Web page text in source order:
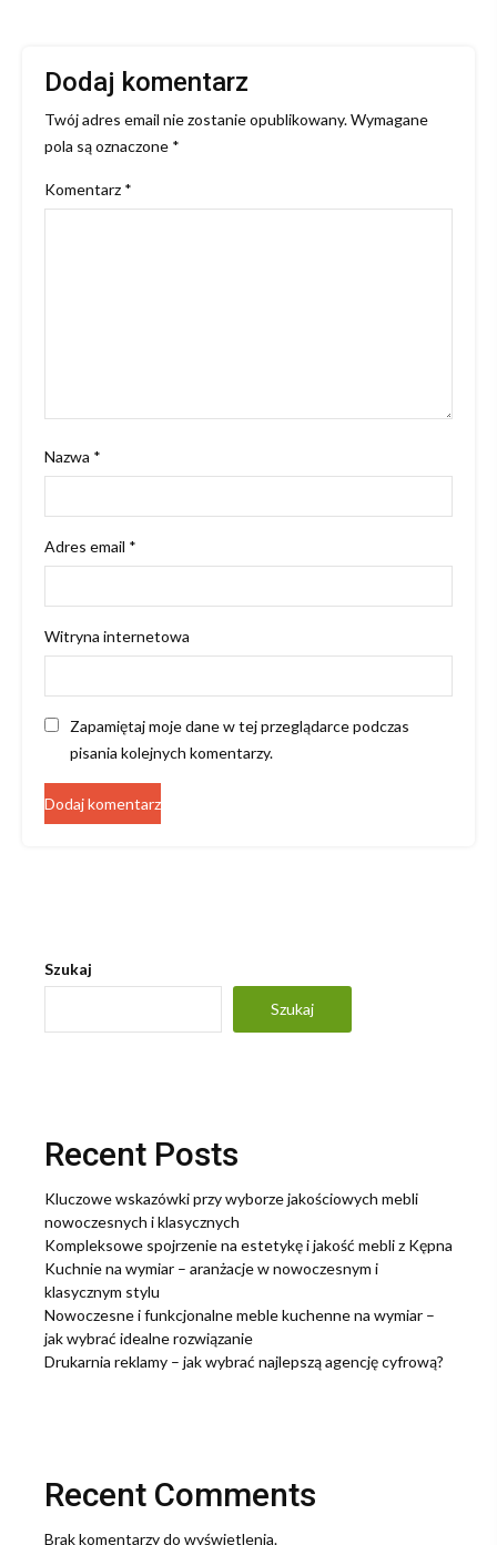
Dodaj komentarz
Twój adres email nie zostanie opublikowany.Wymagane
pola są oznaczone *
Komentarz *
Nazwa *
Adres email *
Witryna internetowa
Zapamiętaj moje dane w tej przeglądarce podczas
pisania kolejnych komentarzy.
Szukaj
Szukaj
Recent Posts
Kluczowe wskazówki przy wyborze jakościowych mebli
nowoczesnych i klasycznych
Kompleksowe spojrzenie na estetykę i jakość mebli z Kępna
Kuchnie na wymiar – aranżacje w nowoczesnym i
klasycznym stylu
Nowoczesne i funkcjonalne meble kuchenne na wymiar –
jak wybrać idealne rozwiązanie
Drukarnia reklamy – jak wybrać najlepszą agencję cyfrową?
Recent Comments
Brak komentarzy do wyświetlenia.